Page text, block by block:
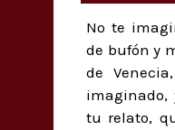
No te
de bufón y
de
imaginado,
tu relato,